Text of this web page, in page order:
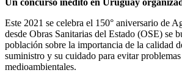
Este 2021 se celebra el 150° aniversario de
desde Obras Sanitarias del Estado (OSE) se
población sobre la importancia de la calidad
suministro y su cuidado para evitar
medioambientales.